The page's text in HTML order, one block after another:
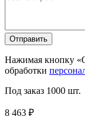
Отправить
Нажимая кнопку
обработки
Под заказ 1000 шт.
8 463 ₽